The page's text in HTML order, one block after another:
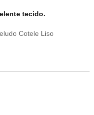
tecido.
Cotele Liso